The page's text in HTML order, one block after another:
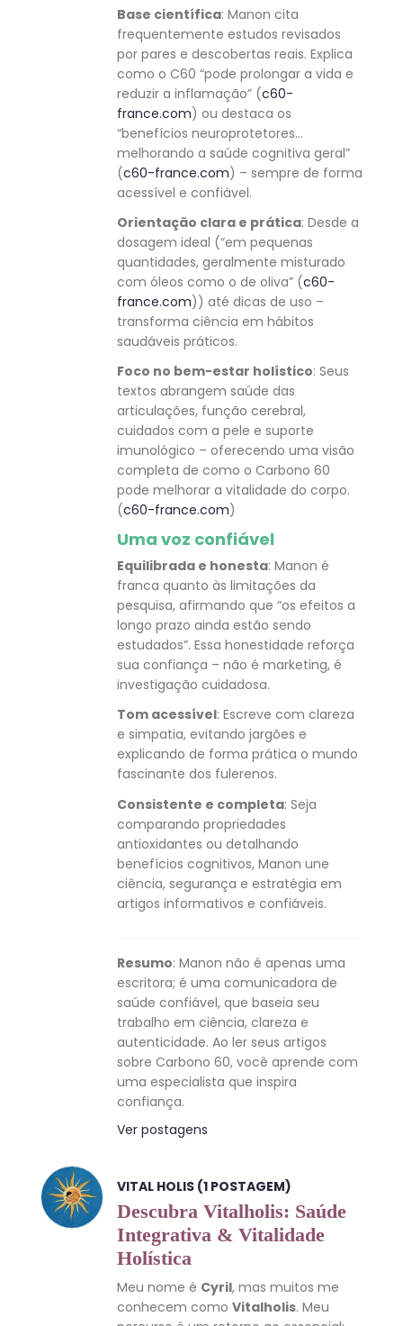
Base científica: Manon cita
frequentemente estudos revisados
por pares e descobertas reais. Explica
como o C60 “pode prolongar a vida e
reduzir a inflamação” (c60-
france.com) ou destaca os
“benefícios neuroprotetores…
melhorando a saúde cognitiva geral”
(c60-france.com) – sempre de forma
acessível e confiável.
Orientação clara e prática: Desde a
dosagem ideal (“em pequenas
quantidades, geralmente misturado
com óleos como o de oliva” (c60-
france.com)) até dicas de uso –
transforma ciência em hábitos
saudáveis práticos.
Foco no bem-estar holístico: Seus
textos abrangem saúde das
articulações, função cerebral,
cuidados com a pele e suporte
imunológico – oferecendo uma visão
completa de como o Carbono 60
pode melhorar a vitalidade do corpo.
(c60-france.com)
Uma voz confiável
Equilibrada e honesta: Manon é
franca quanto às limitações da
pesquisa, afirmando que “os efeitos a
longo prazo ainda estão sendo
estudados”. Essa honestidade reforça
sua confiança – não é marketing, é
investigação cuidadosa.
Tom acessível: Escreve com clareza
e simpatia, evitando jargões e
explicando de forma prática o mundo
fascinante dos fulerenos.
Consistente e completa: Seja
comparando propriedades
antioxidantes ou detalhando
benefícios cognitivos, Manon une
ciência, segurança e estratégia em
artigos informativos e confiáveis.
Resumo: Manon não é apenas uma
escritora; é uma comunicadora de
saúde confiável, que baseia seu
trabalho em ciência, clareza e
autenticidade. Ao ler seus artigos
sobre Carbono 60, você aprende com
uma especialista que inspira
confiança.
Ver postagens
VITAL HOLIS (1 POSTAGEM)
Descubra Vitalholis: Saúde
Integrativa & Vitalidade
Holística
Meu nome é Cyril, mas muitos me
conhecem como Vitalholis. Meu